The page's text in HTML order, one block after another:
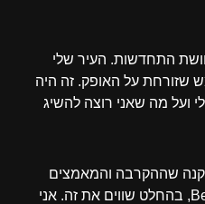
התחדשות. העיר שלי
על האופק. זה היה
ועל מה שאני רוצה להשיג
שההקרבה והמאמצים
שהשקעתי בעסק שלי, Belief Tea, בהחלט שווים את זה. אני